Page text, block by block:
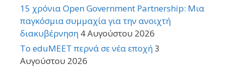
15 χρόνια Open Government Partnership: Μια
παγκόσμια συμμαχία για την ανοιχτή
διακυβέρνηση 4 Αυγούστου 2026
Το eduMEET περνά σε νέα εποχή3
Αυγούστου 2026